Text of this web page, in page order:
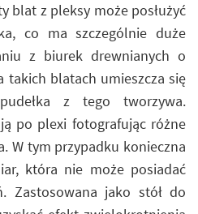
blat z pleksy może posłużyć
co ma szczególnie duże
z biurek drewnianych o
takich blatach umieszcza się
z tego tworzywa.
po plexi fotografując różne
W tym przypadku konieczna
która nie może posiadać
Zastosowana jako stół do